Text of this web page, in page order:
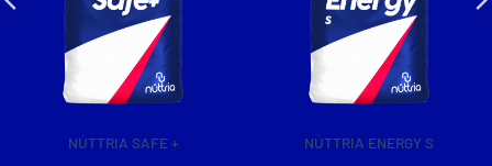
NÚTTRIA SWEET NÚTTRIA ISOACTIVE S